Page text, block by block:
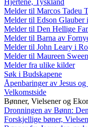
Melder til Marcos Tadeu
Melder til Edson Glauber
Melder til Den Hellige
Melder til Barna av
Melder til John Leary i
Melder til Maureen
Melder fra ulike kilder
Søk i Budskapene
Åpenbaringer av Jesus
Velkomstside
Bønner, Vielsener og
Dronningen av Bønn:
Forskjellige bøner,